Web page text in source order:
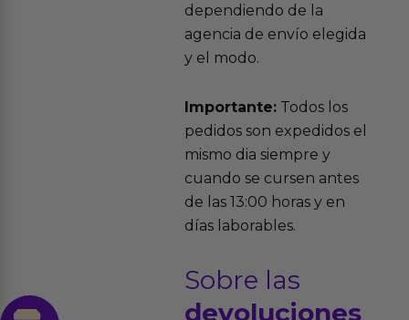
dependiendo de la
agencia de envío elegida
y el modo.
Importante:Todos los
pedidos son expedidos el
mismo dia siempre y
cuando se cursen antes
de las 13:00 horas y en
días laborables.
Sobre las
devoluciones